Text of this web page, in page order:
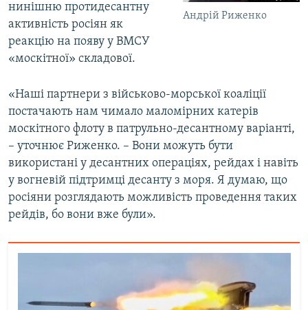
Андрій Риженко
нинішню протидесантну
активність росіян як
реакцію на появу у ВМСУ
«москітної» складової.
«Наші партнери з військово-морської коаліції
постачають нам чимало маломірних катерів
москітного флоту в патрульно-десантному варіанті,
– уточнює Риженко. – Вони можуть бути
використані у десантних операціях, рейдах і навіть
у вогневій підтримці десанту з моря. Я думаю, що
росіяни розглядають можливість проведення таких
рейдів, бо вони вже були».